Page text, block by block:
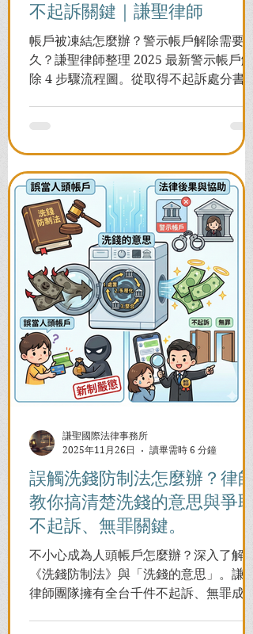
不起訴關鍵｜謙聖律師
帳戶被凍結怎麼辦？警示帳戶解除需要多
久？謙聖律師整理 2025 最新警示帳戶解
除 4 步驟流程圖。從取得不起訴處分書到
誤觸洗錢防制法怎麼辦？律師
教你搞清楚洗錢的意思與爭取
不起訴、無罪關鍵。
不小心成為人頭帳戶怎麼辦？深入了解
《洗錢防制法》與「洗錢的意思」。謙聖
律師團隊擁有全台千件不起訴、無罪成功
謙聖國際法律事務所
2025年11月26日
讀畢需時 6 分鐘